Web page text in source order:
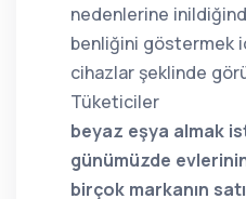
nedenlerine
benliğini göstermek
cihazlar şeklinde
Tüketiciler
beyaz eşya almak
günümüzde
birçok markanın